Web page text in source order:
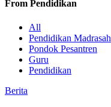
From Pendidikan
All
Pendidikan Madrasah
Pondok Pesantren
Guru
Pendidikan
Berita